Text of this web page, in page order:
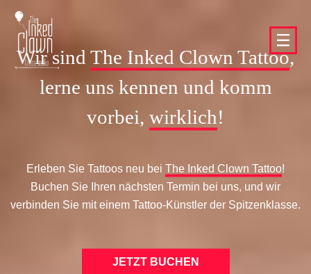
Wir sind The Inked Clown Tattoo,
lerne uns kennen und komm
vorbei, wirklich!
Erleben Sie Tattoos neu bei The Inked Clown Tattoo!
Buchen Sie Ihren nächsten Termin bei uns, und wir
verbinden Sie mit einem Tattoo-Künstler der Spitzenklasse.
JETZT BUCHEN